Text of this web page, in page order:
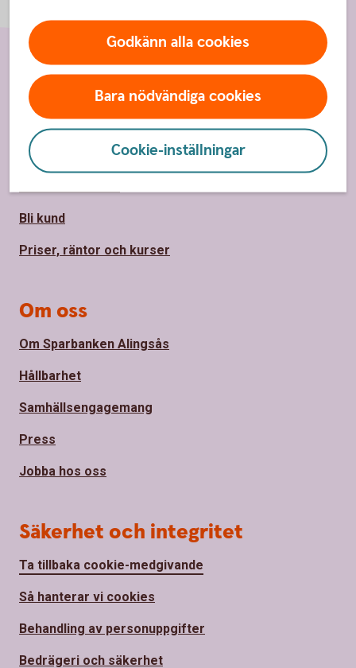
Godkänn alla cookies
Bara nödvändiga cookies
Cookie-inställningar
Sidfot
Hitta snabbt
Kontakta oss
Spärrhjälp
Bli kund
Priser, räntor och kurser
Om oss
Om Sparbanken Alingsås
Hållbarhet
Samhällsengagemang
Press
Jobba hos oss
Säkerhet och integritet
Ta tillbaka cookie-medgivande
Så hanterar vi cookies
Behandling av personuppgifter
Bedrägeri och säkerhet